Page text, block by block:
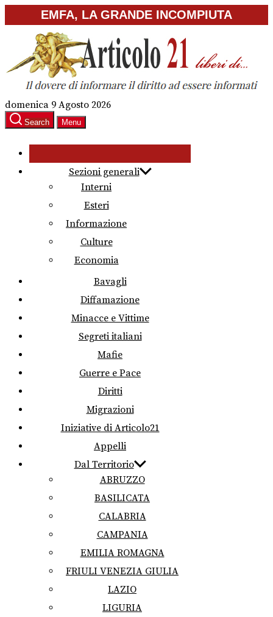
to
content
EMFA, LA GRANDE INCOMPIUTA
domenica 9 Agosto 2026
Search Menu
Sezioni generali
Interni
Esteri
Informazione
Culture
Economia
Bavagli
Diffamazione
Minacce e Vittime
Segreti italiani
Mafie
Guerre e Pace
Diritti
Migrazioni
Iniziative di Articolo21
Appelli
Dal Territorio
ABRUZZO
BASILICATA
CALABRIA
CAMPANIA
EMILIA ROMAGNA
FRIULI VENEZIA GIULIA
LAZIO
LIGURIA